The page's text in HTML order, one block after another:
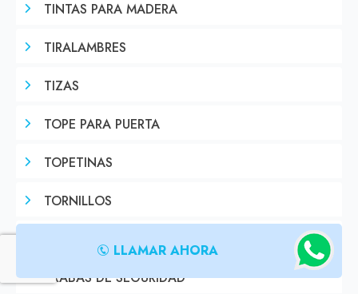
TINTAS PARA MADERA
TIRALAMBRES
TIZAS
TOPE PARA PUERTA
TOPETINAS
TORNILLOS
TRABAS DE SEGURIDAD
LLAMAR AHORA